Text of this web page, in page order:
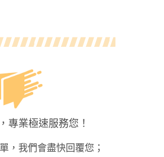
專業極速服務您！
，我們會盡快回覆您；